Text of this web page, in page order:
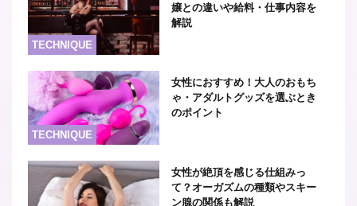
TECHNIQUE
嬢との違いや給料・仕事内容を
解説
TECHNIQUE
女性におすすめ！大人のおもち
ゃ・アダルトグッズを選ぶとき
のポイント
女性が絶頂を感じる仕組みっ
て？オーガズムの種類やスキー
ン腺の関係も解説